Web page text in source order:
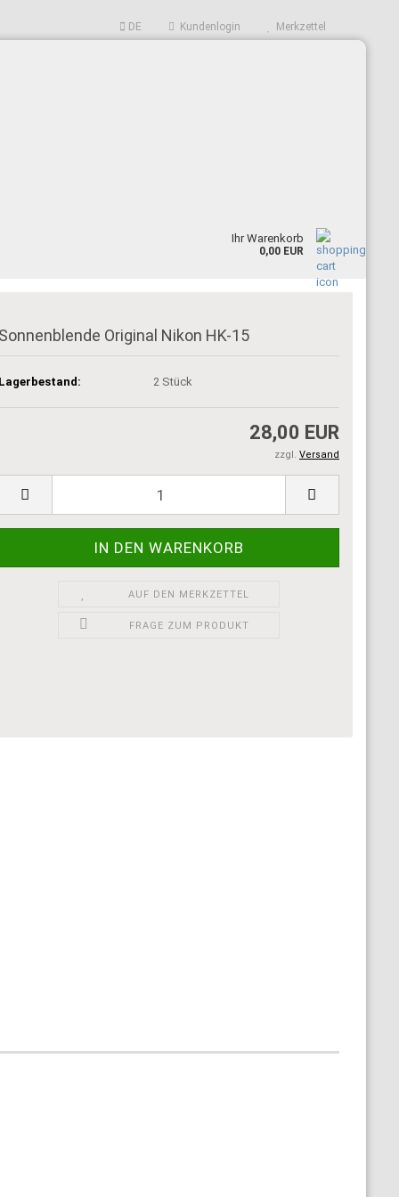
DE Kundenlogin Merkzettel
Ihr Warenkorb
0,00 EUR
Sonnenblende Original Nikon HK-15
Lagerbestand: 2 Stück
28,00 EUR
zzgl. Versand
AUF DEN MERKZETTEL
FRAGE ZUM PRODUKT